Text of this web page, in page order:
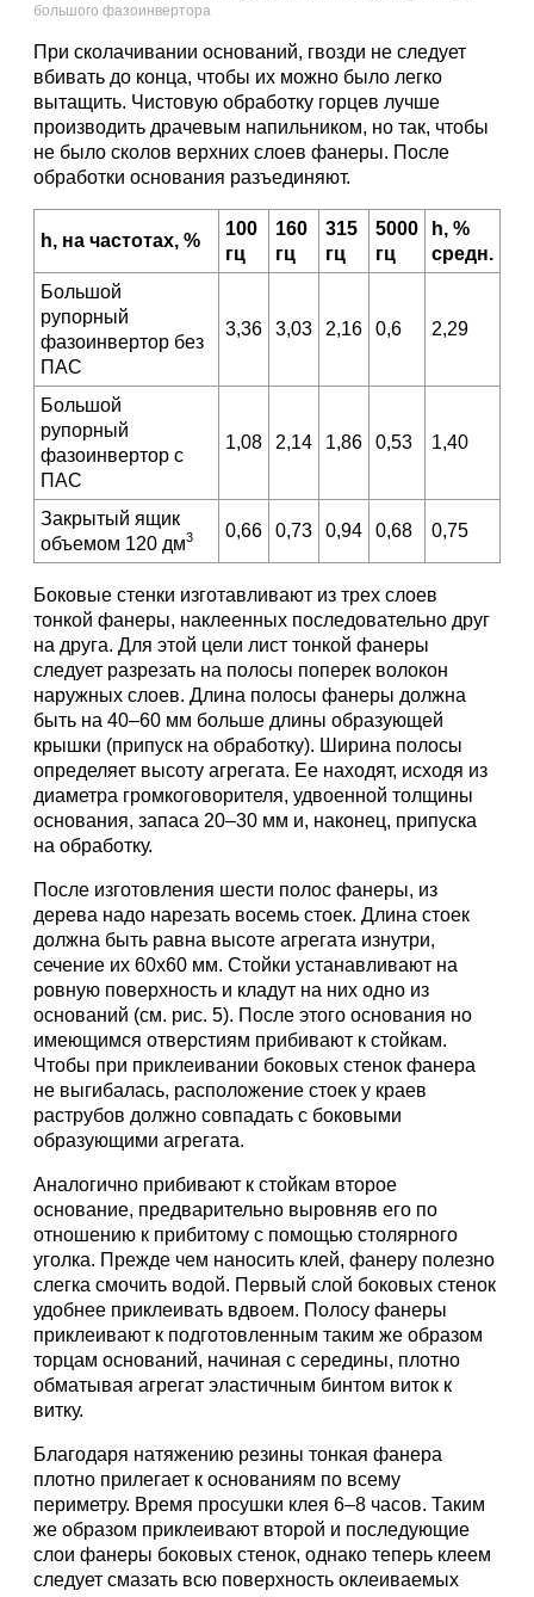
большого фазоинвертора
При сколачивании оснований, гвозди не следует
вбивать до конца, чтобы их можно было легко
вытащить. Чистовую обработку горцев лучше
производить драчевым напильником, но так, чтобы
не было сколов верхних слоев фанеры. После
обработки основания разъединяют.
h, на частотах, %
100
гц
160
гц
315
гц
5000
гц
h, %
средн.
Большой
рупорный
фазоинвертор без
ПАС
3,36 3,03 2,16 0,6 2,29
Большой
рупорный
фазоинвертор с
ПАС
1,08 2,14 1,86 0,53 1,40
Закрытый ящик
объемом 120 дм3 0,66 0,73 0,94 0,68 0,75
Боковые стенки изготавливают из трех слоев
тонкой фанеры, наклеенных последовательно друг
на друга. Для этой цели лист тонкой фанеры
следует разрезать на полосы поперек волокон
наружных слоев. Длина полосы фанеры должна
быть на 40–60 мм больше длины образующей
крышки (припуск на обработку). Ширина полосы
определяет высоту агрегата. Ее находят, исходя из
диаметра громкоговорителя, удвоенной толщины
основания, запаса 20–30 мм и, наконец, припуска
на обработку.
После изготовления шести полос фанеры, из
дерева надо нарезать восемь стоек. Длина стоек
должна быть равна высоте агрегата изнутри,
сечение их 60х60 мм. Стойки устанавливают на
ровную поверхность и кладут на них одно из
оснований (см. рис. 5). После этого основания но
имеющимся отверстиям прибивают к стойкам.
Чтобы при приклеивании боковых стенок фанера
не выгибалась, расположение стоек у краев
раструбов должно совпадать с боковыми
образующими агрегата.
Аналогично прибивают к стойкам второе
основание, предварительно выровняв его по
отношению к прибитому с помощью столярного
уголка. Прежде чем наносить клей, фанеру полезно
слегка смочить водой. Первый слой боковых стенок
удобнее приклеивать вдвоем. Полосу фанеры
приклеивают к подготовленным таким же образом
торцам оснований, начиная с середины, плотно
обматывая агрегат эластичным бинтом виток к
витку.
Благодаря натяжению резины тонкая фанера
плотно прилегает к основаниям по всему
периметру. Время просушки клея 6–8 часов. Таким
же образом приклеивают второй и последующие
слои фанеры боковых стенок, однако теперь клеем
следует смазать всю поверхность оклеиваемых